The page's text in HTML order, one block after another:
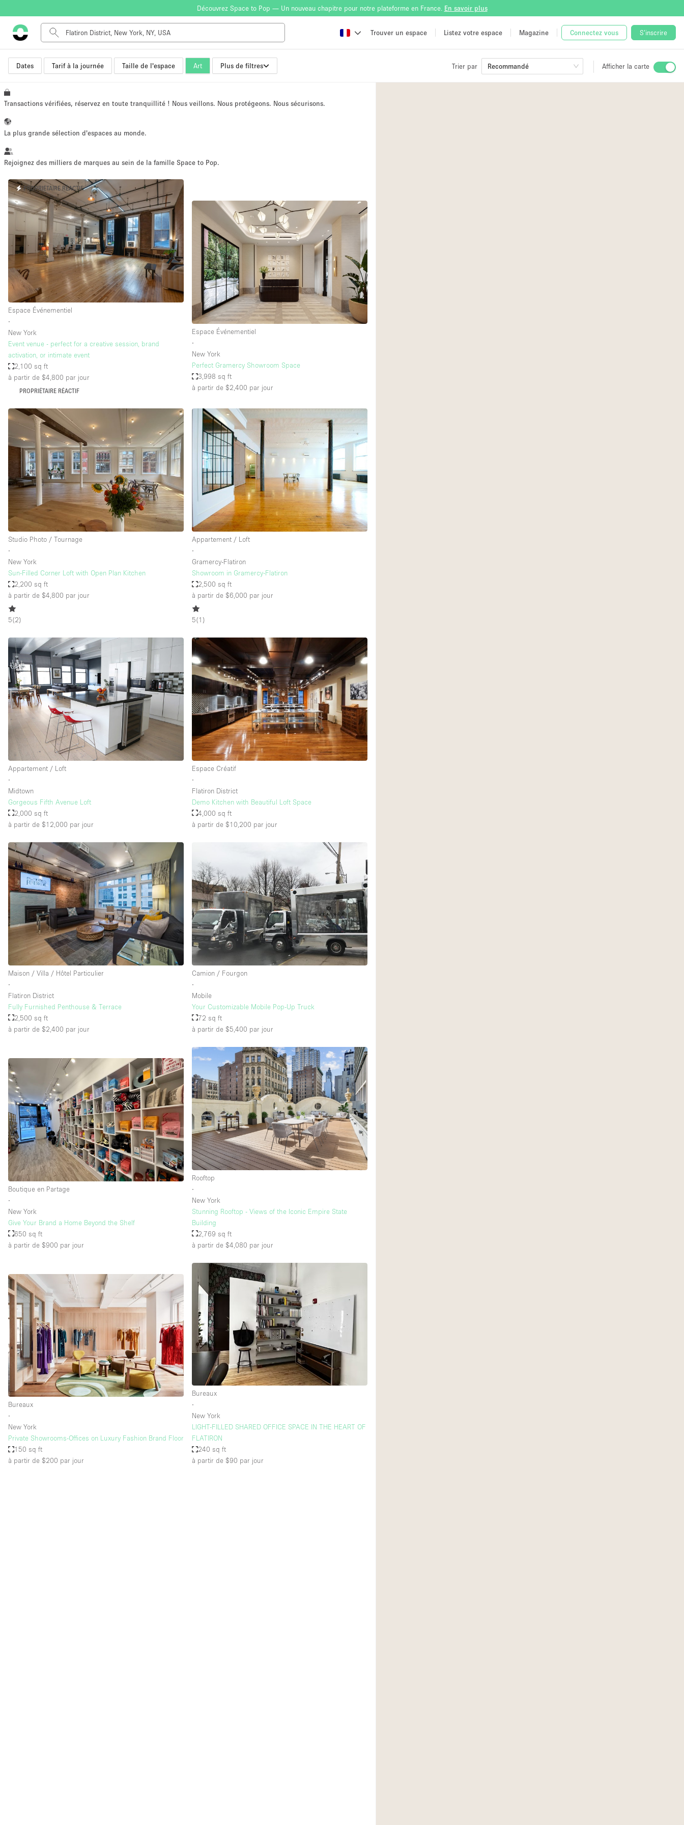
Découvrez Space to Pop — Un nouveau chapitre pour notre plateforme en France. En savoir plus
Trouver un espace Listez votre espace Magazine Connectez vous S'inscrire
Dates Tarif à la journée Taille de l'espace Art Plus de filtres Trier par Recommandé Afficher la carte
Type de l'espace Appartement / Loft
Boutique / Magasin
Espace Événementiel
Kiosque / Stand / Corner
Maison / Villa / Hôtel Particulier
Rooftop
Salle de Conférence
Salon / Festival
Studio Photo / Tournage
Accès aux handicapés
Concierge
Espace Avec Vue
Espace Epuré / Minimaliste
Internet
Licence Alcool
Mobilier
Plusieurs Pièces
Réserve
Système de sécurité
Éclairage
Équipement de bureau
Étage/accès Sous-sol
Rez-de-chaussée sur rue
Transactions vérifiées, réservez en toute tranquillité ! Nous veillons. Nous protégeons. Nous sécurisons.
La plus grande sélection d'espaces au monde.
Rejoignez des milliers de marques au sein de la famille Space to Pop.
PROPRIÉTAIRE RÉACTIF
Espace Événementiel
∙
New York
Event venue - perfect for a creative session, brand
activation, or intimate event
2,100 sq ft
à partir de $4,800 par jour
PROPRIÉTAIRE RÉACTIF
Espace Événementiel
∙
New York
Perfect Gramercy Showroom Space
3,998 sq ft
à partir de $2,400 par jour
Studio Photo / Tournage
∙
New York
Sun-Filled Corner Loft with Open Plan Kitchen
2,200 sq ft
à partir de $4,800 par jour
5(2)
Appartement / Loft
∙
Gramercy-Flatiron
Showroom in Gramercy-Flatiron
2,500 sq ft
à partir de $6,000 par jour
5(1 )
Appartement / Loft
∙
Midtown
Gorgeous Fifth Avenue Loft
2,000 sq ft
à partir de $12,000 par jour
Espace Créatif
∙
Flatiron District
Demo Kitchen with Beautiful Loft Space
4,000 sq ft
à partir de $10,200 par jour
Maison / Villa / Hôtel Particulier
∙
Flatiron District
Fully Furnished Penthouse & Terrace
2,500 sq ft
à partir de $2,400 par jour
Camion / Fourgon
∙
Mobile
Your Customizable Mobile Pop-Up Truck
72 sq ft
à partir de $5,400 par jour
Boutique en Partage
∙
New York
Give Your Brand a Home Beyond the Shelf
650 sq ft
à partir de $900 par jour
Rooftop
∙
New York
Stunning Rooftop - Views of the Iconic Empire State
Building
2,769 sq ft
à partir de $4,080 par jour
Bureaux
∙
New York
Private Showrooms-Offices on Luxury Fashion Brand Floor
150 sq ft
à partir de $200 par jour
Bureaux
∙
New York
LIGHT-FILLED SHARED OFFICE SPACE IN THE HEART OF
FLATIRON
240 sq ft
à partir de $90 par jour